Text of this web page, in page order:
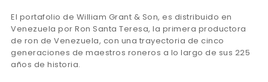
El portafolio de William Grant & Son, es distribuido en
Venezuela por Ron Santa Teresa, la primera productora
de ron de Venezuela, con una trayectoria de cinco
generaciones de maestros roneros a lo largo de sus 225
años de historia.